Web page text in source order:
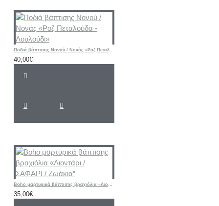
Ποδιά βάπτισης Νονού / Νονάς «Ροζ Πεταλούδα - Λουλούδι»
40,00€
Boho μαρτυρικά βάπτισης βραχιόλια «Λιοντάρι / ΣΑΦΑΡΙ / Ζωάκια”
35,00€